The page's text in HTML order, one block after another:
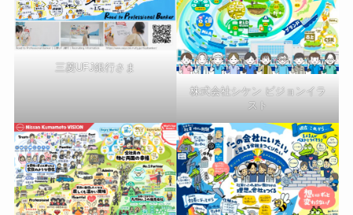
三菱UFJ銀行さま
株式会社シケン ビジョンイラ
スト